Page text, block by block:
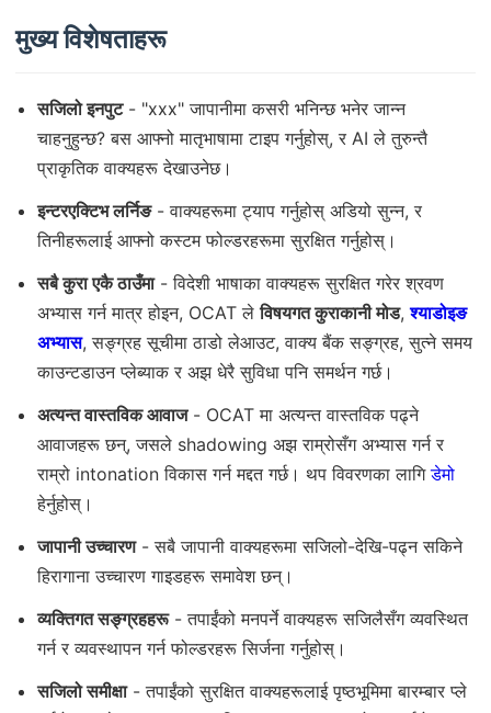
मुख्य विशेषताहरू
सजिलो इनपुट- "xxx" जापानीमा कसरी भनिन्छ भनेर जान्न
चाहनुहुन्छ? बस आफ्नो मातृभाषामा टाइप गर्नुहोस्, र AI ले तुरुन्तै
प्राकृतिक वाक्यहरू देखाउनेछ।
इन्टरएक्टिभ लर्निङ- वाक्यहरूमा ट्याप गर्नुहोस् अडियो सुन्न, र
तिनीहरूलाई आफ्नो कस्टम फोल्डरहरूमा सुरक्षित गर्नुहोस्।
सबै कुरा एकै ठाउँमा- विदेशी भाषाका वाक्यहरू सुरक्षित गरेर श्रवण
अभ्यास गर्न मात्र होइन, OCAT लेविषयगत कुराकानी मोड,श्याडोइङ
अभ्यास, सङ्ग्रह सूचीमा ठाडो लेआउट, वाक्य बैंक सङ्ग्रह, सुत्ने समय
काउन्टडाउन प्लेब्याक र अझ धेरै सुविधा पनि समर्थन गर्छ।
अत्यन्त वास्तविक आवाज- OCAT मा अत्यन्त वास्तविक पढ्ने
आवाजहरू छन्, जसले shadowing अझ राम्रोसँग अभ्यास गर्न र
राम्रो intonation विकास गर्न मद्दत गर्छ। थप विवरणका लागिडेमो
हेर्नुहोस्।
जापानी उच्चारण- सबै जापानी वाक्यहरूमा सजिलो-देखि-पढ्न सकिने
हिरागाना उच्चारण गाइडहरू समावेश छन्।
व्यक्तिगत सङ्ग्रहहरू- तपाईंको मनपर्ने वाक्यहरू सजिलैसँग व्यवस्थित
गर्न र व्यवस्थापन गर्न फोल्डरहरू सिर्जना गर्नुहोस्।
सजिलो समीक्षा- तपाईंको सुरक्षित वाक्यहरूलाई पृष्ठभूमिमा बारम्बार प्ले